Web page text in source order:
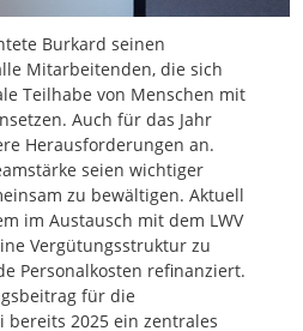
Burkard seinen
Mitarbeitenden, die sich
Teilhabe von Menschen mit
Auch für das Jahr
Herausforderungen an.
seien wichtiger
zu bewältigen. Aktuell
im Austausch mit dem LWV
Vergütungsstruktur zu
Personalkosten refinanziert.
für die
bereits 2025 ein zentrales